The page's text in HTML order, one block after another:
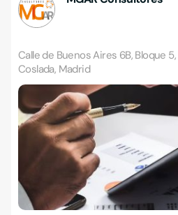
Calle de Buenos Aires 6B, Bloque
Coslada, Madrid